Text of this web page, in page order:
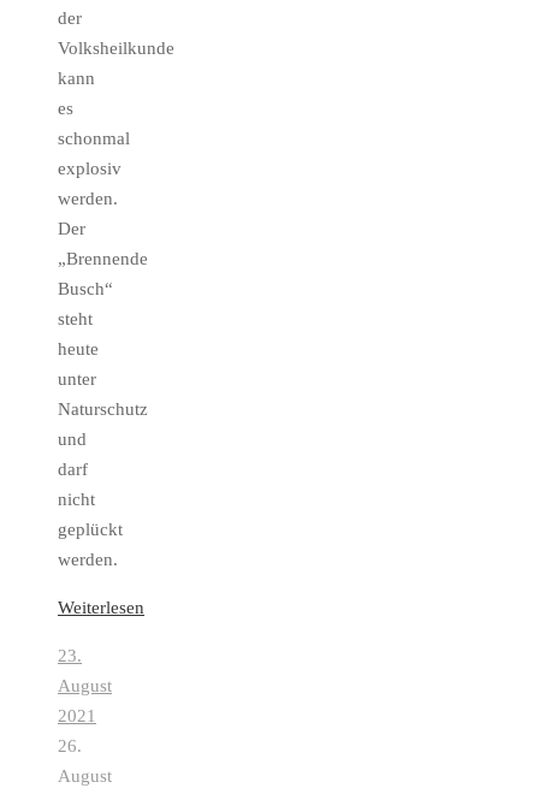
der
Volksheilkunde
kann
es
schonmal
explosiv
werden.
Der
„Brennende
Busch“
steht
heute
unter
Naturschutz
und
darf
nicht
geplückt
werden.
Weiterlesen
23.
August
2021
26.
August